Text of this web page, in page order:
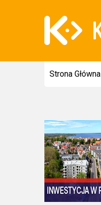
Strona Główna